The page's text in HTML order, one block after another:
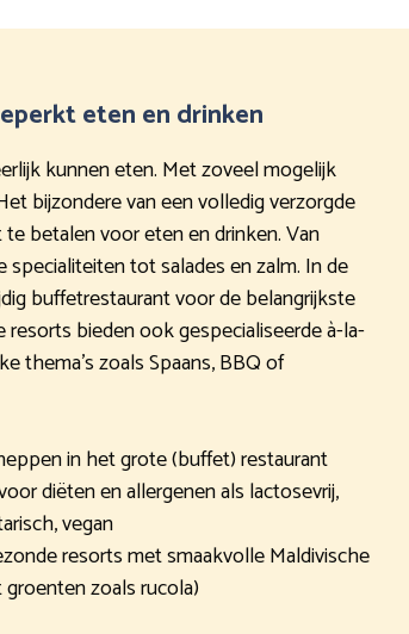
eten en drinken
kunnen eten. Met zoveel mogelijk
bijzondere van een volledig verzorgde
betalen voor eten en drinken. Van
specialiteiten tot salades en zalm. In de
buffetrestaurant voor de belangrijkste
resorts bieden ook gespecialiseerde à-la-
thema’s zoals Spaans, BBQ of
in het grote (buffet) restaurant
diëten en allergenen als lactosevrij,
vegan
resorts met smaakvolle Maldivische
zoals rucola)